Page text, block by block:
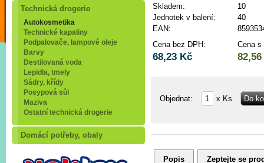
Technická drogerie
Autokosmetika
Technické kapaliny
Podpalovače, lampové oleje
Barvy
Destilovaná voda
Lepidla, tmely
Sádry, křídy
Posypová sůl
Maziva
Ostatní technická drogerie
Domácí potřeby, obaly
Skladem:
10
Jednotek v balení:
40
EAN:
Cena bez DPH:
Cena s
68,23 Kč
Objednat: x Ks
Popis Zeptejte se